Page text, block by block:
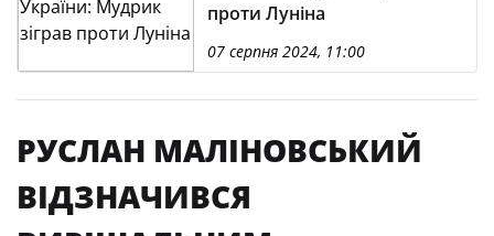
проти Луніна
07 серпня 2024, 11:00
РУСЛАН МАЛІНОВСЬКИЙ
ВІДЗНАЧИВСЯ